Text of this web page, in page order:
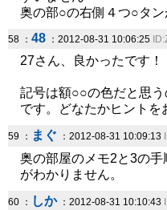
奥の部○の右側４つ○タ
58 ： 48 ：2012-08-31 10:06:25
27さん、良かったです！
記号は額○○の色だと思
です。どなたかヒントを
59 ： まぐ ：2012-08-31 10:09:13
奥の部屋のメモ2と3の
がわかりません。
60 ： しか：2012-08-31 10:10:43